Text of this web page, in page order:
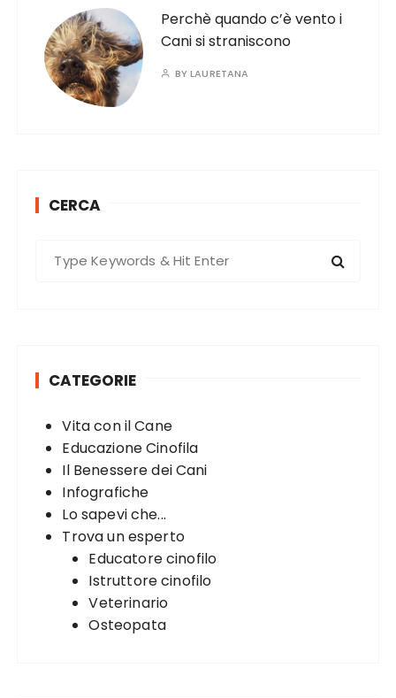
Perchè quando c’è vento i
Cani si straniscono
BYLAURETANA
CERCA
CATEGORIE
Vita con il Cane
Educazione Cinofila
Il Benessere dei Cani
Infografiche
Lo sapevi che...
Trova un esperto
Educatore cinofilo
Istruttore cinofilo
Veterinario
Osteopata